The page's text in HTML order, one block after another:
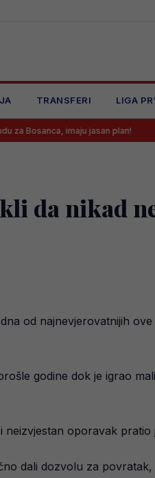
TRANSFERI LIGA
imaju jasan plan! Sreća je
da nikad
od najnevjerovatnijih
godine dok je igrao
oporavak
dali dozvolu za